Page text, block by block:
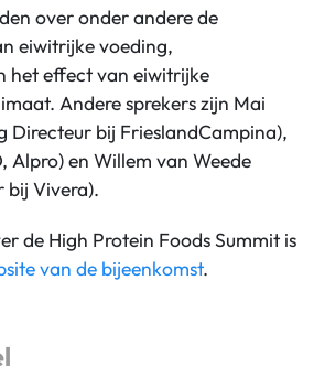
over onder andere de
eiwitrijke voeding,
het effect van eiwitrijke
Andere sprekers zijn Mai
Directeur bij FrieslandCampina),
Alpro) en Willem van Weede
bij Vivera).
de High Protein Foods Summit is
van de bijeenkomst.